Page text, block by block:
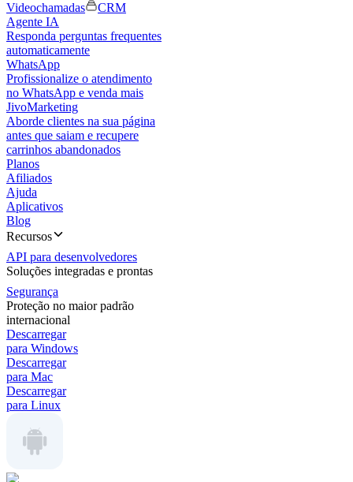
Videochamadas
CRM
Agente IA
Responda perguntas frequentes
automaticamente
WhatsApp
Profissionalize o atendimento
no WhatsApp e venda mais
JivoMarketing
Aborde clientes na sua página
antes que saiam e recupere
carrinhos abandonados
Planos
Afiliados
Ajuda
Aplicativos
Blog
Recursos
API para desenvolvedores
Soluções integradas e prontas
Segurança
Proteção no maior padrão
internacional
Descarregar
para Windows
Descarregar
para Mac
Descarregar
para Linux